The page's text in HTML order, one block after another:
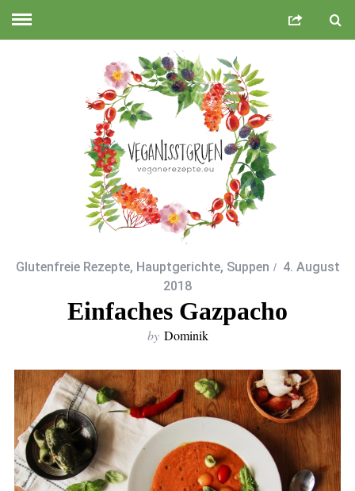
Glutenfreie Rezepte, Hauptgerichte, Suppen
4. August
2018
Einfaches Gazpacho
by Dominik